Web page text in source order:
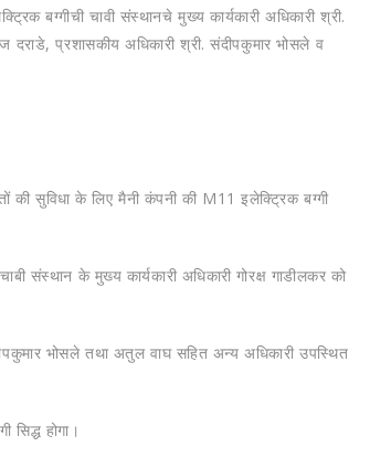
बग्गीची चावी संस्थानचे मुख्य कार्यकारी अधिकारी श्री.
दराडे, प्रशासकीय अधिकारी श्री. संदीपकुमार भोसले व
की सुविधा के लिए मैनी कंपनी की M11 इलेक्ट्रिक बग्गी
संस्थान के मुख्य कार्यकारी अधिकारी गोरक्ष गाडीलकर को
भोसले तथा अतुल वाघ सहित अन्य अधिकारी उपस्थित
होगा।